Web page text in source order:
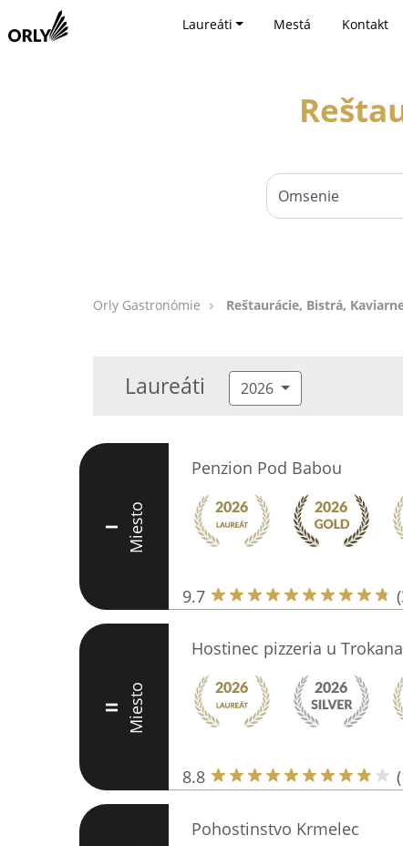
Laureáti Mestá Kontakt
Orly Gastronómie Reštaurácie, Bistrá,
Laureáti 2026
I Miesto
Penzion Pod Babou
9.7
II Miesto
Hostinec pizzeria u
8.8
Pohostinstvo Krmelec